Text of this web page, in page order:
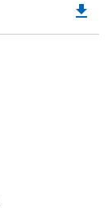
file_download